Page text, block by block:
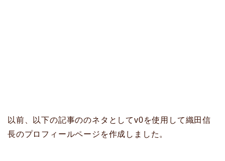
以前、以下の記事ののネタとしてv0を使用して織田信
長のプロフィールページを作成しました。